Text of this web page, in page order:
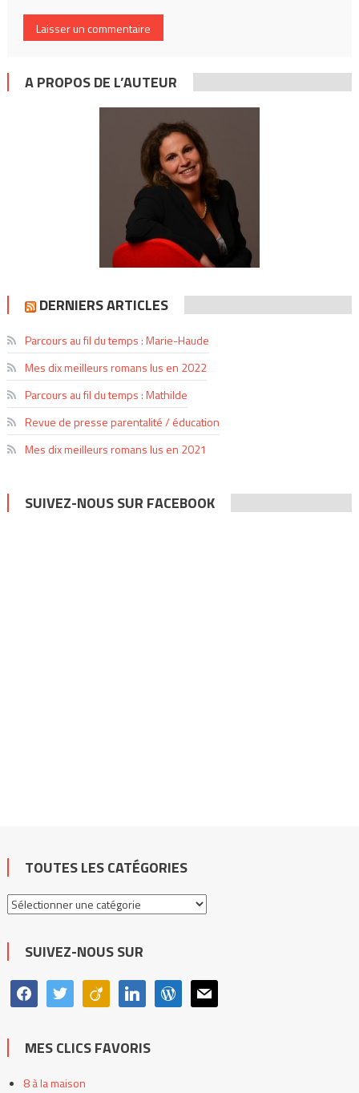
A PROPOS DE L’AUTEUR
DERNIERS ARTICLES
Parcours au fil du temps : Marie-Haude
Mes dix meilleurs romans lus en 2022
Parcours au fil du temps : Mathilde
Revue de presse parentalité / éducation
Mes dix meilleurs romans lus en 2021
SUIVEZ-NOUS SUR FACEBOOK
TOUTES LES CATÉGORIES
Toutes
catégories
SUIVEZ-NOUS SUR
facebooktwitter viadeo linkedin wordpress
mail
MES CLICS FAVORIS
8 à la maison